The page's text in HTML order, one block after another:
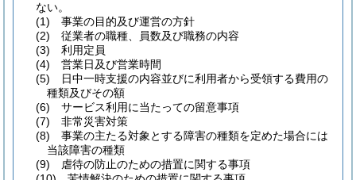
ない。
(1)
事業の目的及び運営の方針
(2)
従業者の職種、員数及び職務の内容
(3)
利用定員
(4)
営業日及び営業時間
(5)
日中一時支援の内容並びに利用者から受領する費用の
種類及びその額
(6)
サービス利用に当たっての留意事項
(7)
非常災害対策
(8)
事業の主たる対象とする障害の種類を定めた場合には
当該障害の種類
(9)
虐待の防止のための措置に関する事項